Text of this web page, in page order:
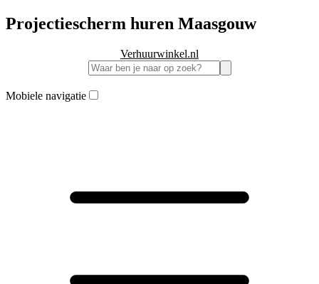
Projectiescherm huren Maasgouw
Verhuurwinkel.nl
Mobiele navigatie